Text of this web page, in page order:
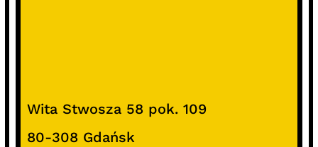
Wita Stwosza 58 pok. 109
80-308 Gdańsk